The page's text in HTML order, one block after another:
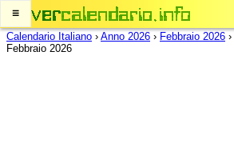
≡
Calendario Italiano › Anno 2026 › Febbraio 2026 ›
Febbraio 2026